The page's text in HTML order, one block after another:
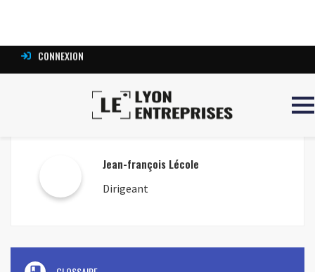
face CONTACTS
Jean-françois Lécole
Dirigeant